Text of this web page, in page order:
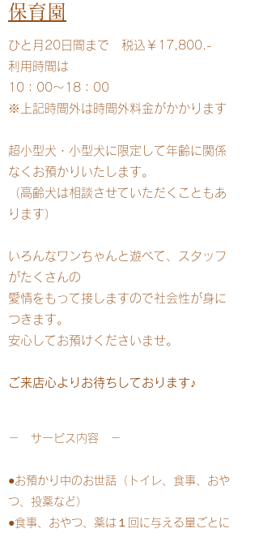
保育園
ひと月20日間まで 税込￥17,800.-
利用時間は
10：00～18：00
※上記時間外は時間外料金がかかります
超小型犬・小型犬に限定して年齢に関係
なくお預かりいたします。
（高齢犬は相談させていただくこともあ
ります）
いろんなワンちゃんと遊べて、スタッフ
がたくさんの
愛情をもって接しますので社会性が身に
つきます。
安心してお預けくださいませ。
ご来店心よりお待ちしております♪
－ サービス内容 －
●お預かり中のお世話（トイレ、食事、おや
つ、投薬など）
●食事、おやつ、薬は１回に与える量ごとに